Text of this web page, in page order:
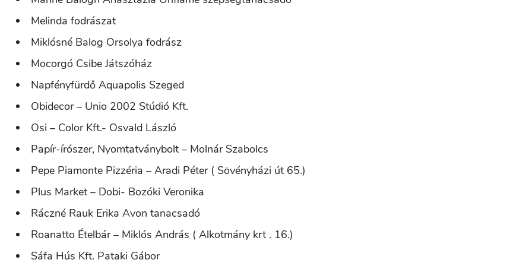
Melinda fodrászat
Miklósné Balog Orsolya fodrász
Mocorgó Csibe Játszóház
Napfényfürdő Aquapolis Szeged
Obidecor – Unio 2002 Stúdió Kft.
Osi – Color Kft.- Osvald László
Papír-írószer, Nyomtatványbolt – Molnár Szabolcs
Pepe Piamonte Pizzéria – Aradi Péter ( Sövényházi út 65.)
Plus Market – Dobi- Bozóki Veronika
Ráczné Rauk Erika Avon tanacsadó
Roanatto Ételbár – Miklós András ( Alkotmány krt . 16.)
Sáfa Hús Kft. Pataki Gábor